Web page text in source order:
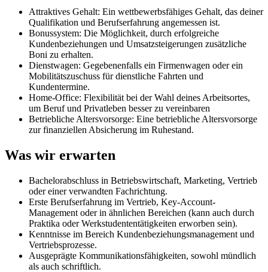
Attraktives Gehalt: Ein wettbewerbsfähiges Gehalt, das deiner
Qualifikation und Berufserfahrung angemessen ist.
Bonussystem: Die Möglichkeit, durch erfolgreiche
Kundenbeziehungen und Umsatzsteigerungen zusätzliche
Boni zu erhalten.
Dienstwagen: Gegebenenfalls ein Firmenwagen oder ein
Mobilitätszuschuss für dienstliche Fahrten und
Kundentermine.
Home-Office: Flexibilität bei der Wahl deines Arbeitsortes,
um Beruf und Privatleben besser zu vereinbaren
Betriebliche Altersvorsorge: Eine betriebliche Altersvorsorge
zur finanziellen Absicherung im Ruhestand.
Was wir erwarten
Bachelorabschluss in Betriebswirtschaft, Marketing, Vertrieb
oder einer verwandten Fachrichtung.
Erste Berufserfahrung im Vertrieb, Key-Account-
Management oder in ähnlichen Bereichen (kann auch durch
Praktika oder Werkstudententätigkeiten erworben sein).
Kenntnisse im Bereich Kundenbeziehungsmanagement und
Vertriebsprozesse.
Ausgeprägte Kommunikationsfähigkeiten, sowohl mündlich
als auch schriftlich.